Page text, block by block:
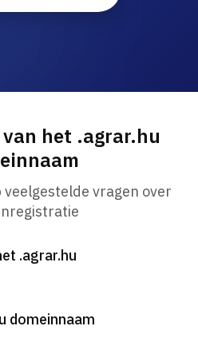
het .agrar.hu
vragen over
.agrar.hu
domeinnaam